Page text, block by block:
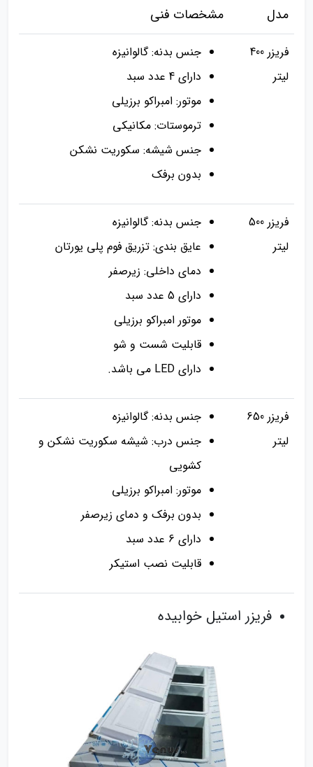
مدل
مشخصات فنی
فریزر 400
لیتر
جنس بدنه: گالوانیزه
دارای 4 عدد سبد
موتور: امبراکو برزیلی
ترموستات: مکانیکی
جنس شیشه: سکوریت نشکن
بدون برفک
فریزر 500
لیتر
جنس بدنه: گالوانیزه
عایق بندی: تزریق فوم پلی یورتان
دمای داخلی: زیرصفر
دارای 5 عدد سبد
موتور امبراکو برزیلی
قابلیت شست و شو
دارای LED می باشد.
فریزر 650
لیتر
جنس بدنه: گالوانیزه
جنس درب: شیشه سکوریت نشکن و
کشویی
موتور: امبراکو برزیلی
بدون برفک و دمای زیرصفر
دارای 6 عدد سبد
قابلیت نصب استیکر
فریزر استیل خوابیده